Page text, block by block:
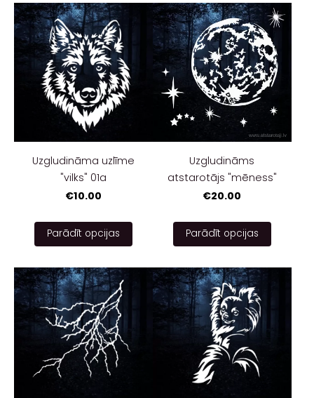
Uzgludināma uzlīme
"vilks" 01a
€10.00
Parādīt opcijas
Uzgludināms
atstarotājs "mēness"
€20.00
Parādīt opcijas